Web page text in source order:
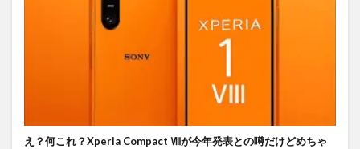
え？何これ？Xperia Compact Ⅷが今年発表との噂だけどめちゃ